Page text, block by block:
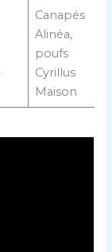
Canapés
Alinéa,
poufs
Cyrillus
Maison